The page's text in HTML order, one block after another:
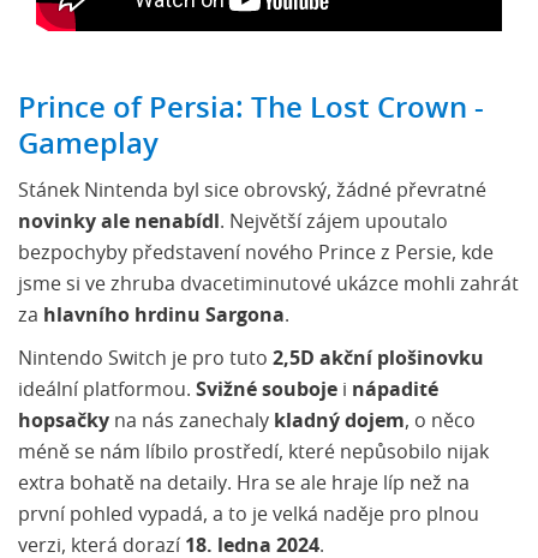
Prince of Persia: The Lost Crown -
Gameplay
Stánek Nintenda byl sice obrovský, žádné převratné
novinky ale nenabídl . Největší zájem upoutalo
bezpochyby představení nového Prince z Persie, kde
jsme si ve zhruba dvacetiminutové ukázce mohli zahrát
za hlavního hrdinu Sargona.
Nintendo Switch je pro tuto 2,5D akční plošinovku
ideální platformou. Svižné souboje i nápadité
hopsačky na nás zanechaly kladný dojem, o něco
méně se nám líbilo prostředí, které nepůsobilo nijak
extra bohatě na detaily. Hra se ale hraje líp než na
první pohled vypadá, a to je velká naděje pro plnou
verzi, která dorazí 18. ledna 2024.